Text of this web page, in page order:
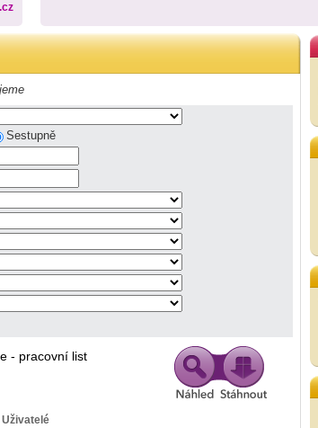
Sestupně
- pracovní list
Uživatelé